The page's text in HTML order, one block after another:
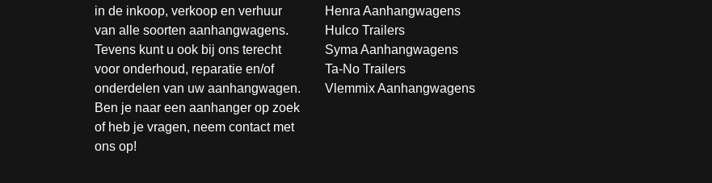
in de inkoop, verkoop en verhuur
van alle soorten aanhangwagens.
Tevens kunt u ook bij ons terecht
voor onderhoud, reparatie en/of
onderdelen van uw aanhangwagen.
Ben je naar een aanhanger op zoek
of heb je vragen, neem contact met
ons op!
Henra Aanhangwagens
Hulco Trailers
Syma Aanhangwagens
Ta-No Trailers
Vlemmix Aanhangwagens